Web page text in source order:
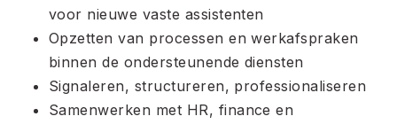
voor nieuwe vaste assistenten
Opzetten van processen en werkafspraken
binnen de ondersteunende diensten
Signaleren, structureren, professionaliseren
Samenwerken met HR, finance en